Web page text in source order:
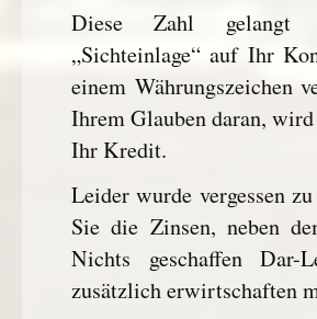
Diese Zahl gelangt
„Sichteinlage“ auf Ihr
einem Währungszeichen
Ihrem Glauben daran,
Ihr Kredit.
Leider wurde vergessen zu
Sie die Zinsen, neben
Nichts geschaffen Dar-
zusätzlich erwirtschaften